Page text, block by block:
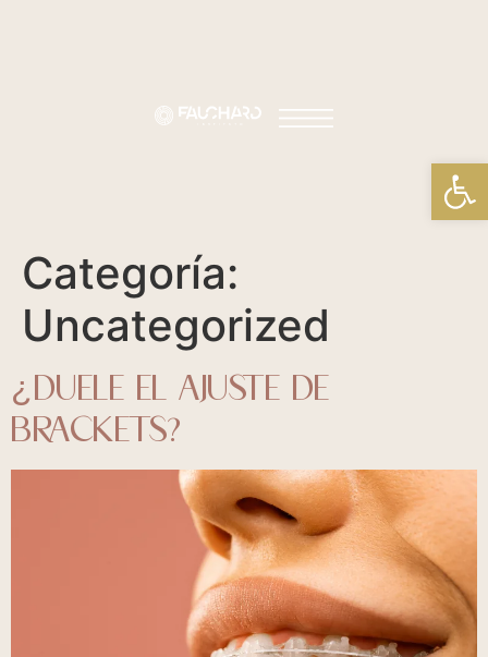
Abrir
Categoría:
Uncategorized
¿DUELE EL AJUSTE DE
BRACKETS?